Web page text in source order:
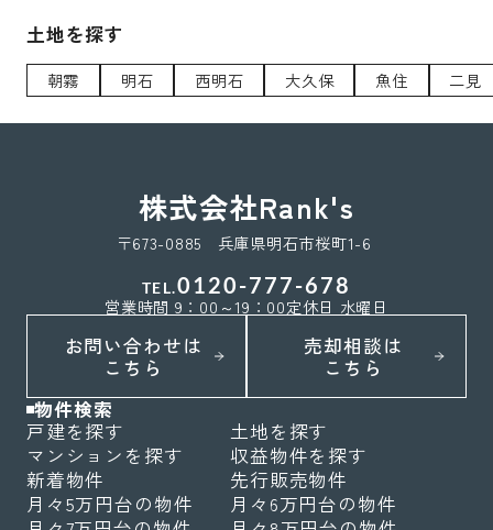
土地を探す
朝霧 明石 西明石 大久保 魚住 二見
株式会社Rank's
〒673-0885 兵庫県明石市桜町1-6
TEL.0120-777-678
営業時間 9：00～19：00定休日 水曜日
お問い合わせは
こちら
売却相談は
こちら
物件検索
戸建を探す
土地を探す
マンションを探す
収益物件を探す
新着物件
先行販売物件
月々5万円台の物件
月々6万円台の物件